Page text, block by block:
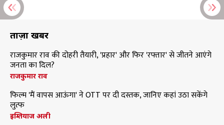
ताज़ा खबरें
राजकुमार राव की दोहरी तैयारी, 'प्रहार' और फिर 'रफ्तार' से जीतने आएंगे
जनता का दिल?
राजकुमार राव
फिल्म 'मैं वापस आऊंगा' ने OTT पर दी दस्तक, जानिए कहां उठा सकेंगे
लुत्फ
इम्तियाज अली